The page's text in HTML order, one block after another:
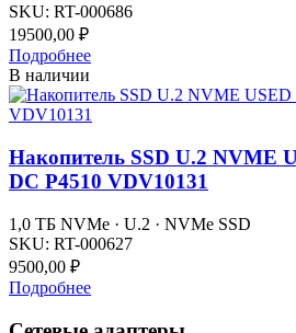
SKU: RT-000686
19500,00 ₽
Подробнее
В наличии
Накопитель SSD U.2 NVME
DC P4510 VDV10131
1,0 ТБ NVMe · U.2 · NVMe SSD
SKU: RT-000627
9500,00 ₽
Подробнее